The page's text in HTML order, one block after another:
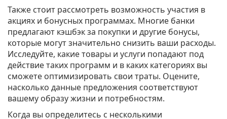
Также стоит рассмотреть возможность участия в
акциях и бонусных программах. Многие банки
предлагают кэшбэк за покупки и другие бонусы,
которые могут значительно снизить ваши расходы.
Исследуйте, какие товары и услуги попадают под
действие таких программ и в каких категориях вы
сможете оптимизировать свои траты. Оцените,
насколько данные предложения соответствуют
вашему образу жизни и потребностям.
Когда вы определитесь с несколькими